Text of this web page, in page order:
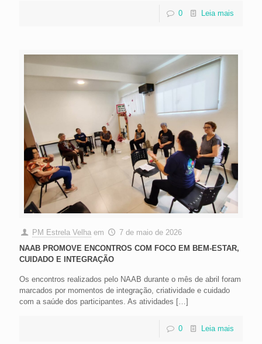
0 Leia mais
PM Estrela Velha em
7 de maio de 2026
NAAB PROMOVE ENCONTROS COM FOCO EM BEM-ESTAR,
CUIDADO E INTEGRAÇÃO
Os encontros realizados pelo NAAB durante o mês de abril foram
marcados por momentos de integração, criatividade e cuidado
com a saúde dos participantes. As atividades […]
0 Leia mais